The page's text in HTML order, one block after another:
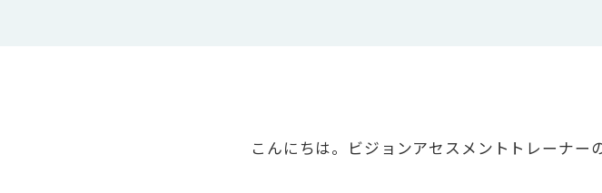
こんにちは。ビジョンアセスメントトレーナー